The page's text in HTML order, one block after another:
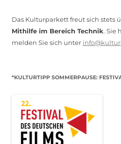
Das Kulturparkett freut sich stets
Mithilfe im Bereich Technik. Sie
melden Sie sich unter
*KULTURTIPP SOMMERPAUSE: